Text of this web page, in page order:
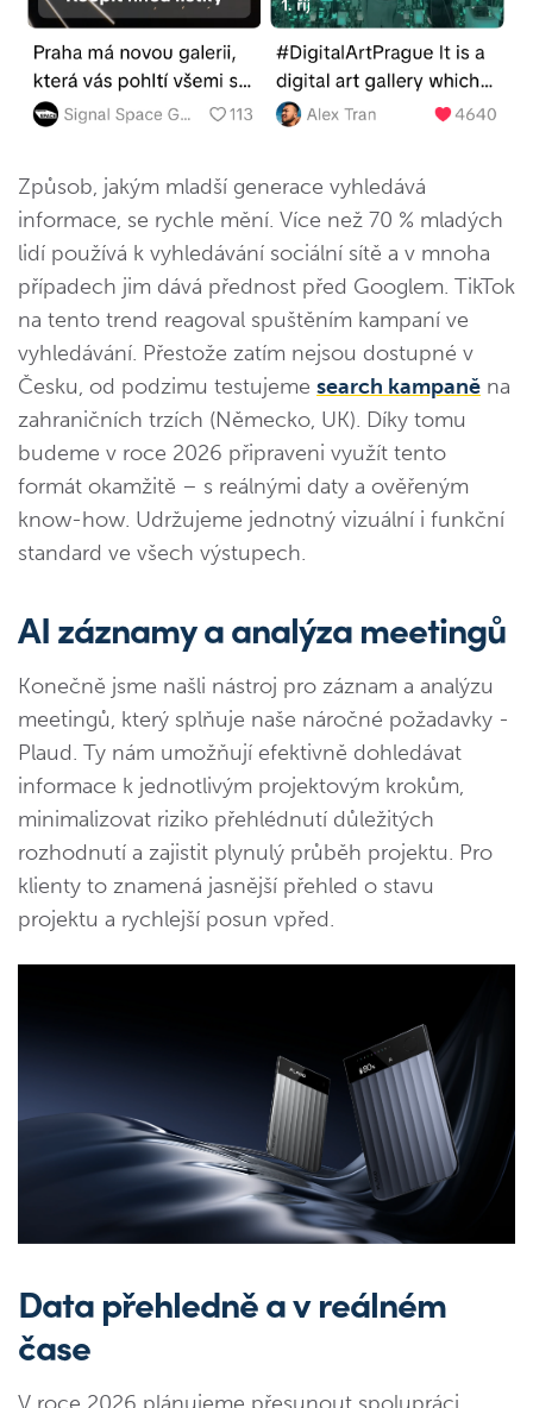
Způsob, jakým mladší generace vyhledává
informace, se rychle mění. Více než 70 % mladých
lidí používá k vyhledávání sociální sítě a v mnoha
případech jim dává přednost před Googlem. TikTok
na tento trend reagoval spuštěním kampaní ve
vyhledávání. Přestože zatím nejsou dostupné v
Česku, od podzimu testujeme search kampaně na
zahraničních trzích (Německo, UK). Díky tomu
budeme v roce 2026 připraveni využít tento
formát okamžitě – s reálnými daty a ověřeným
know-how. Udržujeme jednotný vizuální i funkční
standard ve všech výstupech.
AI záznamy a analýza meetingů
Konečně jsme našli nástroj pro záznam a analýzu
meetingů, který splňuje naše náročné požadavky -
Plaud. Ty nám umožňují efektivně dohledávat
informace k jednotlivým projektovým krokům,
minimalizovat riziko přehlédnutí důležitých
rozhodnutí a zajistit plynulý průběh projektu. Pro
klienty to znamená jasnější přehled o stavu
projektu a rychlejší posun vpřed.
​​Data přehledně a v reálném
čase